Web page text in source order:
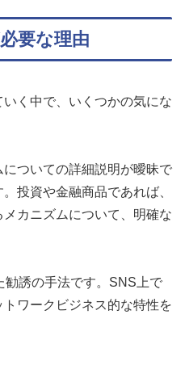
要な理由
く中で、いくつかの気にな
ついての詳細説明が曖昧で
投資や金融商品であれば、
カニズムについて、明確な
勧誘の手法です。SNS上で
ワークビジネス的な特性を